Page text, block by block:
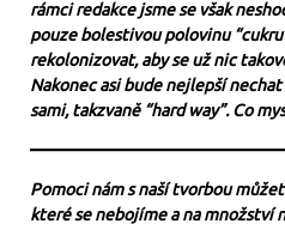
rámci redakce jsme se však
pouze bolestivou polovinu “cukru
rekolonizovat, aby se už nic
Nakonec asi bude nejlepší
sami, takzvaně “hard way”. Co
Pomoci nám s naší tvorbou
které se nebojíme a na množství